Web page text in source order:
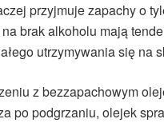
przyjmuje zapachy o
brak alkoholu mają
utrzymywania się na
z bezzapachowym
po podgrzaniu, olejek